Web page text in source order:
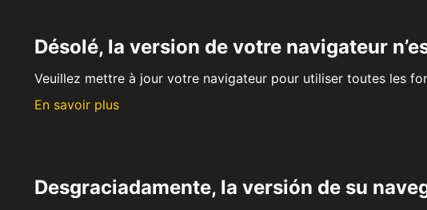
Désolé, la version de votre navigateur
Veuillez mettre à jour votre navigateur pour utiliser toutes les
En savoir plus
Desgraciadamente, la versión de su